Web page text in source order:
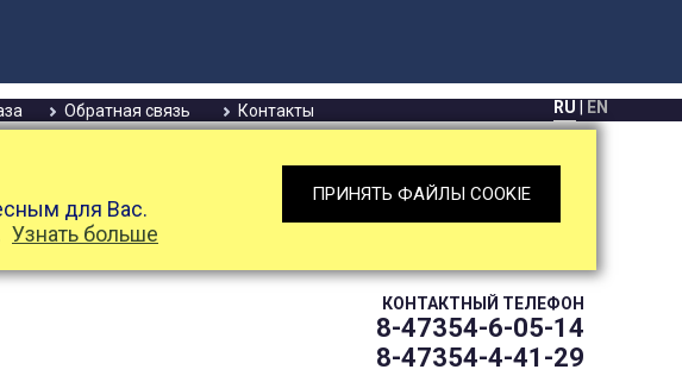
Обратная связь Контакты RU EN
для Вас.
Узнать больше
ПРИНЯТЬ ФАЙЛЫ COOKIE
КОНТАКТНЫЙ ТЕЛЕФОН
8-47354-6-05-14
8-47354-4-41-29